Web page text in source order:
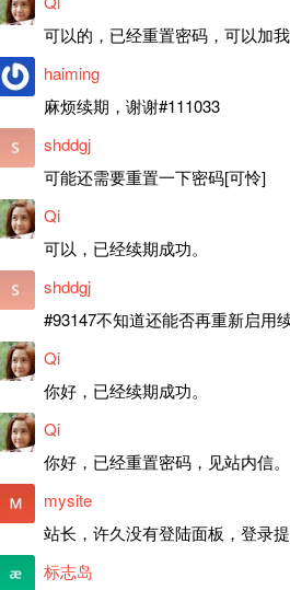
haiming
麻烦续期，谢谢#111033
shddgj
可能还需要重置一下密码[可怜]
Qi
可以，已经续期成功。
shddgj
#93147不知道还能否再重新启用
Qi
你好，已经续期成功。
Qi
你好，已经重置密码，见站内信。
mysite
标志岛